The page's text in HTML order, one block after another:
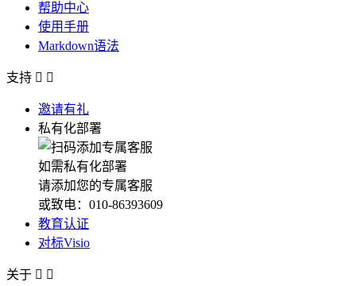
帮助中心
使用手册
Markdown语法
支持  
邀请有礼
私有化部署
如需私有化部署
请添加您的专属客服
或致电：010-86393609
教育认证
对标Visio
关于  